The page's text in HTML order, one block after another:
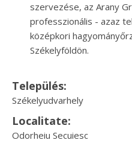
szervezése, az Arany
professzionális - azaz
középkori
Székelyföldön.
Település:
Székelyudvarhely
Localitate:
Odorheiu Secuiesc